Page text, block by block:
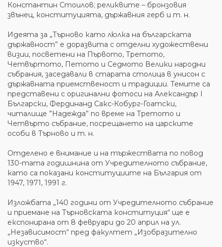
Константин Стоилов; реликвите – бронзовия
звънец, конституцията, държавния герб и т. н.
Идеята за „Търново като люлка на българската
държавност” е доразвита с отделни художествени
визии, посветени на Първото, Третото,
Четвъртото, Петото и Седмото Велики народни
събрания, заседавали в старата столица в унисон с
държавната приемственост и традиции. Темите са
представени с оригинални фотоси на Александър I
Български, Фердинанд Сакс-Кобург-Гоатски,
читалище ”Надежда” по време на Третото и
Четвърто събрание, посрещането на царските
особи в Търново и т. н.
Отделено е внимание и на тържествата по повод
130-тата годишнина от Учредителното събрание,
като са показани конституциите на България от
1947, 1971, 1991 г.
Изложбата „140 години от Учредителното събрание
и приемане на Търновската конституция“ ще е
експонирана от 8 февруари до 20 април на ул.
„Независимост“ пред факултет „Изобразително
изкуство“.